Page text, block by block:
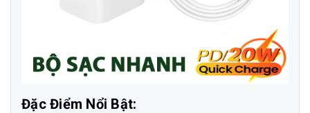
Đặc Điểm Nổi Bật: